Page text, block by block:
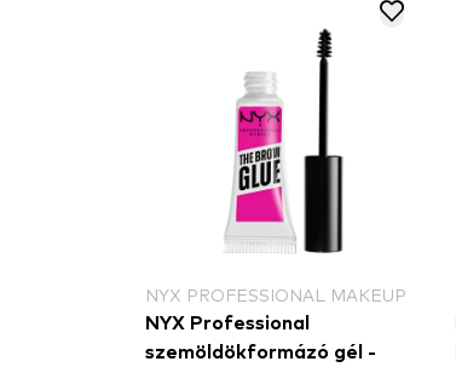
NYX PROFESSIONAL MAKEUP
NYX Professional
szemöldökformázó gél -